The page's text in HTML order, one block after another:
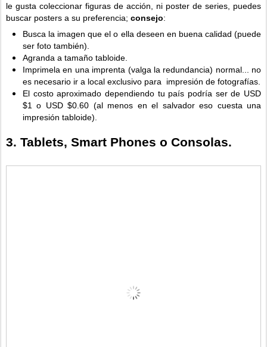
le gusta coleccionar figuras de acción, ni poster de series, puedes
buscar posters a su preferencia; consejo:
Busca la imagen que el o ella deseen en buena calidad (puede
ser foto también).
Agranda a tamaño tabloide.
Imprimela en una imprenta (valga la redundancia) normal... no
es necesario ir a local exclusivo para impresión de fotografías.
El costo aproximado dependiendo tu país podría ser de USD
$1 o USD $0.60 (al menos en el salvador eso cuesta una
impresión tabloide).
3. Tablets, Smart Phones o Consolas.